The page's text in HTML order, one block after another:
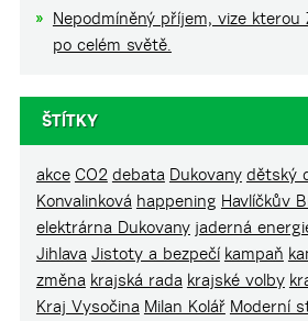
Nepodmíněný příjem, vize kterou
po celém světě.
ŠTÍTKY
akce CO2 debata Dukovany dětský
Konvalinková happening Havlíčkův
elektrárna Dukovany jaderná
Jihlava Jistoty a bezpečí kampaň
změna krajská rada krajské volby
Kraj Vysočina Milan Kolář Moderní